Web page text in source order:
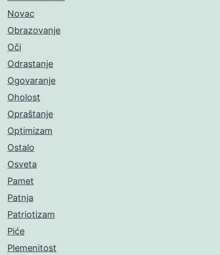
Novac
Obrazovanje
Oči
Odrastanje
Ogovaranje
Oholost
Opraštanje
Optimizam
Ostalo
Osveta
Pamet
Patnja
Patriotizam
Piće
Plemenitost